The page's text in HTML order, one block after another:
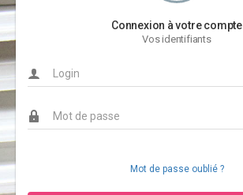
Connexion à votre compte
Vos identifiants
Mot de passe oublié ?